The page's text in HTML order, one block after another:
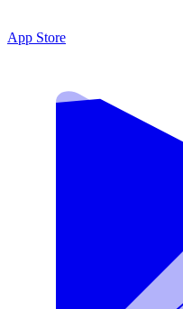
App Store